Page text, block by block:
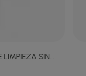
LIMPIEZA SIN...